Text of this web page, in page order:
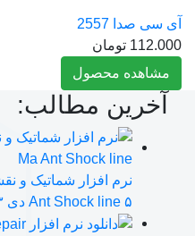
آی سی صدا 2557
112.000 تومان
مشاهده محصول
آخرین مطالب:
Ant Shock line